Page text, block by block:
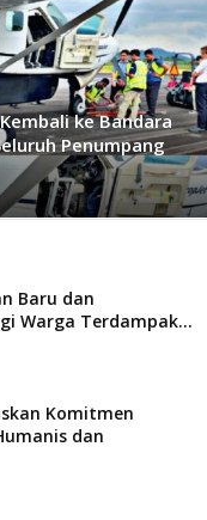
Sulut Gelar Rapat
Baru dan
Warga Terdampak...
Komitmen
dan